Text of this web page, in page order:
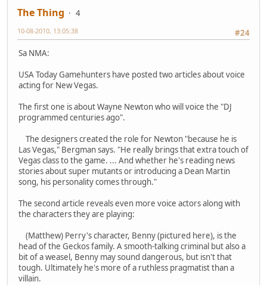
The Thing
4
#24
10-08-2010, 13:05:38
Sa NMA:
USA Today Gamehunters have posted two articles about voice
acting for New Vegas.
The first one is about Wayne Newton who will voice the "DJ
programmed centuries ago".
The designers created the role for Newton "because he is
Las Vegas," Bergman says. "He really brings that extra touch of
Vegas class to the game. ... And whether he's reading news
stories about super mutants or introducing a Dean Martin
song, his personality comes through."
The second article reveals even more voice actors along with
the characters they are playing:
(Matthew) Perry's character, Benny (pictured here), is the
head of the Geckos family. A smooth-talking criminal but also a
bit of a weasel, Benny may sound dangerous, but isn't that
tough. Ultimately he's more of a ruthless pragmatist than a
villain.